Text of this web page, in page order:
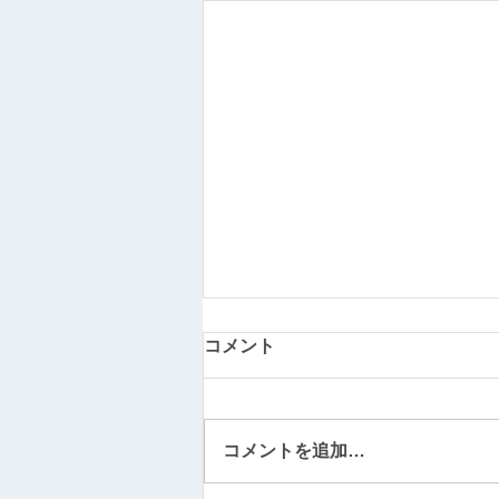
コメント
コメントを追加…